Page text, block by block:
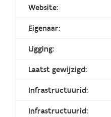
Website:
Eigenaar:
Ligging:
Laatst gewijzigd:
Infrastructuurid:
Infrastructuurid: